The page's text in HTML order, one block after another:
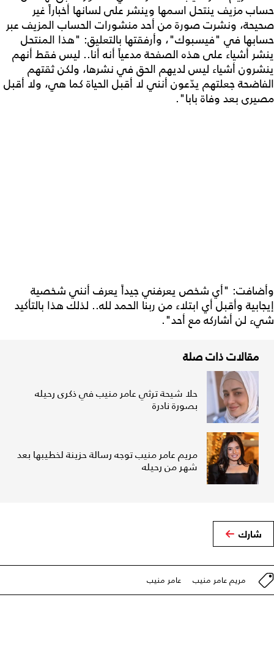
حساب مزيف ينتحل اسمها وينشر على لسانها أخباراً غير
صحيحة، ونشرت صورة من أحد منشورات الحساب المزيف عبر
حسابها في "فيسبوك"، وأرفقتها بالتعليق: "هذا المنتحل
ينشر أشياء على هذه الصفحة مدعياً أنه أنا.. ليس فقط أنهم
ينشرون أشياء ليس لديهم الحق في نشرها، ولكن ثقتهم
الفاضحة جعلتهم يدّعون أنني لا أقبل الحياة كما هي، ولا أقبل
مصيرى بعد وفاة بابا".
وأضافت: "أي شخص يعرفني جيداً يعرف أنني شخصية
إيجابية وأقبل ‏أي ابتلاء من ربنا الحمد لله.. لذلك هذا بالتأكيد
شيء لن أشاركه مع أحد".
مقالات ذات صلة
حلا شيحة ترثي عامر منيب في ذكرى رحيله
بصورة نادرة
مريم عامر منيب توجه رسالة حزينة لخطيبها بعد
شهر من رحيله
شارك
مريم عامر منيب عامر منيب